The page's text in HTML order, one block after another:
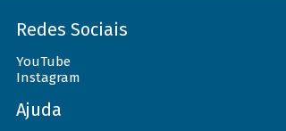
Redes Sociais
YouTube
Instagram
Ajuda